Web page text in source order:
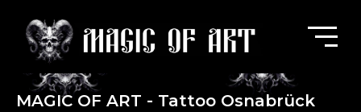
MAGIC OF ART - Tattoo Osnabrück